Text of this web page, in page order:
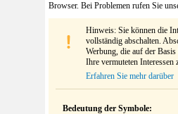
Browser. Bei Problemen rufen Sie
Hinweis: Sie können die
vollständig abschalten.
Werbung, die auf der
Ihre vermuteten Interessen
Erfahren Sie mehr darüber
Bedeutung der Symbole: